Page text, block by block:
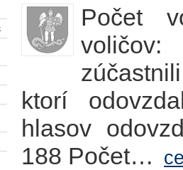
Počet
ktorí
hlasov
188 Počet…